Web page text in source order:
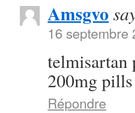
Amsgvo
16 septembre
telmisartan
200mg pills
Répondre